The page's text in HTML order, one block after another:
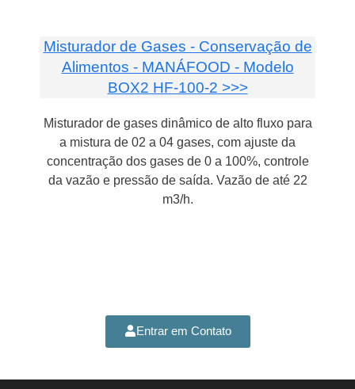
Misturador de Gases - Conservação de
Alimentos - MANÁFOOD - Modelo
BOX2 HF-100-2 >>>
Misturador de gases dinâmico de alto fluxo para
a mistura de 02 a 04 gases, com ajuste da
concentração dos gases de 0 a 100%, controle
da vazão e pressão de saída. Vazão de até 22
m3/h.
Entrar em Contato